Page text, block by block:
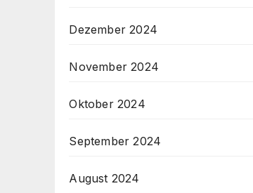
Dezember 2024
November 2024
Oktober 2024
September 2024
August 2024